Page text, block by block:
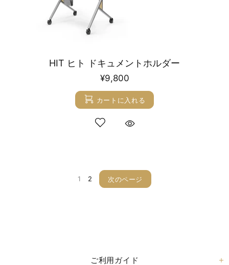
HIT ヒト ドキュメントホルダー
¥9,800
カートに入れる
1 2 次のページ
ご利用ガイド